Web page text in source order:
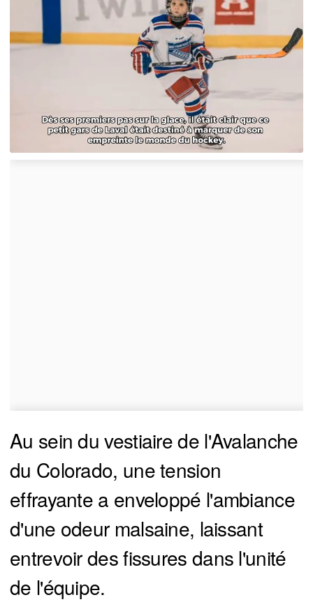
Au sein du vestiaire de l'Avalanche
du Colorado, une tension
effrayante a enveloppé l'ambiance
d'une odeur malsaine, laissant
entrevoir des fissures dans l'unité
de l'équipe.